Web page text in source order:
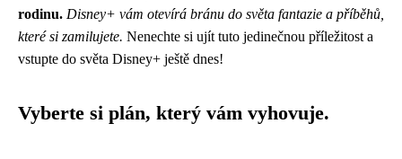
rodinu. Disney+ vám otevírá bránu do světa fantazie a příběhů,
které si zamilujete. Nenechte si ujít tuto jedinečnou příležitost a
vstupte do světa Disney+ ještě dnes!
Vyberte si plán, který vám vyhovuje.